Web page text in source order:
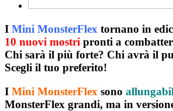
I Mini MonsterFlex tornano in
10 nuovi mostri pronti a
Chi sarà il più forte? Chi avrà il
Scegli il tuo preferito!
I Mini MonsterFlex sono
MonsterFlex grandi, ma in